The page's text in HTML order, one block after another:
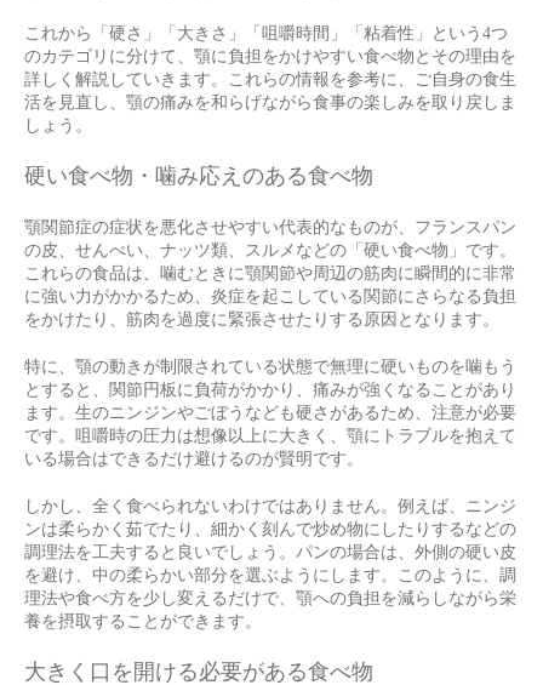
これから「硬さ」「大きさ」「咀嚼時間」「粘着性」という4つ
のカテゴリに分けて、顎に負担をかけやすい食べ物とその理由を
詳しく解説していきます。これらの情報を参考に、ご自身の食生
活を見直し、顎の痛みを和らげながら食事の楽しみを取り戻しま
しょう。
硬い食べ物・噛み応えのある食べ物
顎関節症の症状を悪化させやすい代表的なものが、フランスパン
の皮、せんべい、ナッツ類、スルメなどの「硬い食べ物」です。
これらの食品は、噛むときに顎関節や周辺の筋肉に瞬間的に非常
に強い力がかかるため、炎症を起こしている関節にさらなる負担
をかけたり、筋肉を過度に緊張させたりする原因となります。
特に、顎の動きが制限されている状態で無理に硬いものを噛もう
とすると、関節円板に負荷がかかり、痛みが強くなることがあり
ます。生のニンジンやごぼうなども硬さがあるため、注意が必要
です。咀嚼時の圧力は想像以上に大きく、顎にトラブルを抱えて
いる場合はできるだけ避けるのが賢明です。
しかし、全く食べられないわけではありません。例えば、ニンジ
ンは柔らかく茹でたり、細かく刻んで炒め物にしたりするなどの
調理法を工夫すると良いでしょう。パンの場合は、外側の硬い皮
を避け、中の柔らかい部分を選ぶようにします。このように、調
理法や食べ方を少し変えるだけで、顎への負担を減らしながら栄
養を摂取することができます。
大きく口を開ける必要がある食べ物